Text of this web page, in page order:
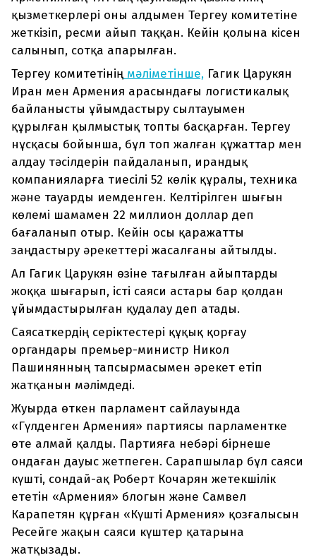
қызметкерлері оны алдымен Тергеу комитетіне
жеткізіп, ресми айып таққан. Кейін қолына кісен
салынып, сотқа апарылған.
Тергеу комитетінің мәліметінше, Гагик Царукян
Иран мен Армения арасындағы логистикалық
байланысты ұйымдастыру сылтауымен
құрылған қылмыстық топты басқарған. Тергеу
нұсқасы бойынша, бұл топ жалған құжаттар мен
алдау тәсілдерін пайдаланып, ирандық
компанияларға тиесілі 52 көлік құралы, техника
және тауарды иемденген. Келтірілген шығын
көлемі шамамен 22 миллион доллар деп
бағаланып отыр. Кейін осы қаражатты
заңдастыру әрекеттері жасалғаны айтылды.
Ал Гагик Царукян өзіне тағылған айыптарды
жоққа шығарып, істі саяси астары бар қолдан
ұйымдастырылған қудалау деп атады.
Саясаткердің серіктестері құқық қорғау
органдары премьер-министр Никол
Пашинянның тапсырмасымен әрекет етіп
жатқанын мәлімдеді.
Жуырда өткен парламент сайлауында
«Гүлденген Армения» партиясы парламентке
өте алмай қалды. Партияға небәрі бірнеше
ондаған дауыс жетпеген. Сарапшылар бұл саяси
күшті, сондай-ақ Роберт Кочарян жетекшілік
ететін «Армения» блогын және Самвел
Карапетян құрған «Күшті Армения» қозғалысын
Ресейге жақын саяси күштер қатарына
жатқызады.